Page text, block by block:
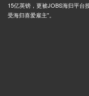
15亿英镑，更被JOBS海归平台
受海归喜爱雇主"。